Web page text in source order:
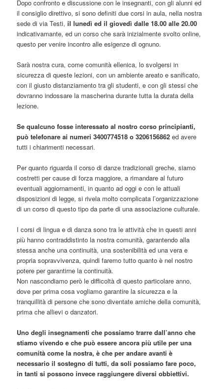
Dopo confronto e discussione con le insegnanti, con gli alunni ed
il consiglio direttivo, si sono definiti due corsi in aula, nella nostra
sede di via Testi,il lunedì ed il giovedì dalle 18.00 alle 20.00
indicativamante, ed un corso che sarà inizialmente svolto online,
questo per venire incontro alle esigenze di ognuno.
Sarà nostra cura, come comunità ellenica, lo svolgersi in
sicurezza di queste lezioni, con un ambiente areato e sanificato,
con il giusto distanziamento tra gli studenti, e con gli stessi che
dovranno indossare la mascherina durante tutta la durata della
lezione.
Se qualcuno fosse interessato al nostro corso principianti,
può telefonare ai numeri 3400774518 o 3206156862 ed avere
tutti i chiarimenti necessari.
Per quanto riguarda il corso di danze tradizionali greche, siamo
costretti per cause di forza maggiore, a rimandare al futuro
eventuali aggiornamenti, in quanto ad oggi e con le attuali
disposizioni di legge, si rivela molto complicata l’organizzazione
di un corso di questo tipo da parte di una associazione culturale.
I corsi di lingua e di danza sono tra le attività che in questi anni
più hanno contraddistinto la nostra comunità, garantendo alla
stessa anche una continuità, una sostenibilità ed una vera e
propria sopravvivenza, quindi faremo tutto quanto è nel nostro
potere per garantirne la continuità.
Non nascondiamo però le difficoltà di questo particolare anno,
dove per prima cosa vogliamo garantire la sicurezza e la
tranquillità di persone che sono diventate amiche della comunità,
prima che allievi o danzatori.
Uno degli insegnamenti che possiamo trarre dall’anno che
stiamo vivendo e che può essere ancora più utile per una
comunità come la nostra, è che per andare avanti è
necessario il sostegno di tutti, da soli possiamo fare poco,
in tanti si possono invece raggiungere diversi obbiettivi.